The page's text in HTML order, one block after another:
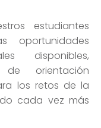
estudiantes
oportunidades
disponibles,
orientación
los retos de la
cada vez más